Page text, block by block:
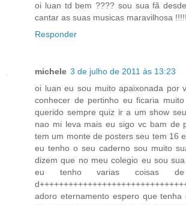
oi luan td bem ???? sou sua fã
cantar as suas musicas maravilhosa
Responder
michele 3 de julho de 2011 às 13:23
oi luan eu sou muito apaixonada por
conhecer de pertinho eu ficaria
querido sempre quiz ir a um show
nao mi leva mais eu sigo vc bam de
tem um monte de posters seu tem 16
eu tenho o seu caderno sou muito
dizem que no meu colegio eu sou
eu tenho varias coisas
adoro eternamento espero que tenha